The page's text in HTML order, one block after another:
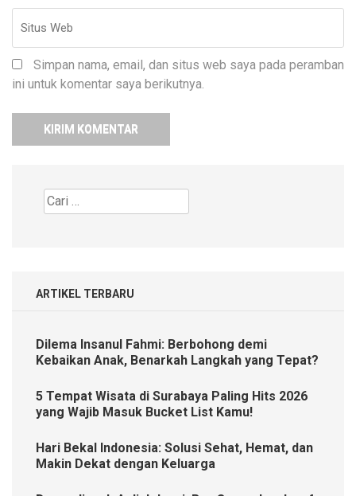
Simpan nama, email, dan situs web saya pada peramban
ini untuk komentar saya berikutnya.
Cari
untuk:
ARTIKEL TERBARU
Dilema Insanul Fahmi: Berbohong demi
Kebaikan Anak, Benarkah Langkah yang Tepat?
5 Tempat Wisata di Surabaya Paling Hits 2026
yang Wajib Masuk Bucket List Kamu!
Hari Bekal Indonesia: Solusi Sehat, Hemat, dan
Makin Dekat dengan Keluarga